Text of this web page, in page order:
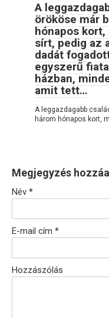
A
örököse már
hónapos
sírt, pedig az
dadát
egyszerű
házban,
amit tett…
A leggazdagabb
három hónapos kort,
Megjegyzés
Név *
E-mail cím *
Hozzászólás